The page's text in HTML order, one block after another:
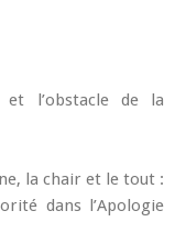
l’obstacle de la
la chair et le tout :
dans l’Apologie